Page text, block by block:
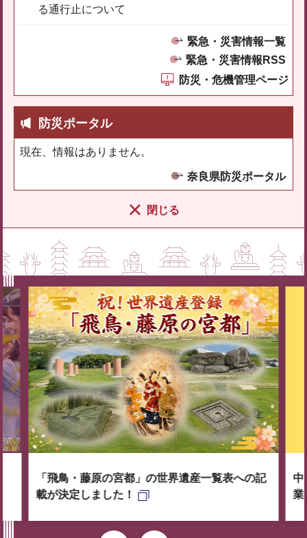
る通行止について
緊急・災害情報一覧
緊急・災害情報RSS
防災・危機管理ページ
防災ポータル
現在、情報はありません。
奈良県防災ポータル
閉じる
「飛鳥・藤原の宮都」の世界遺産一覧表への記
載が決定しました！
中
業